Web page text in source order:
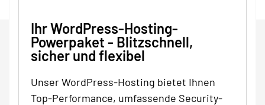
Ihr WordPress-Hosting-
Powerpaket - Blitzschnell,
sicher und flexibel
Unser WordPress-Hosting bietet Ihnen
Top-Performance, umfassende Security-